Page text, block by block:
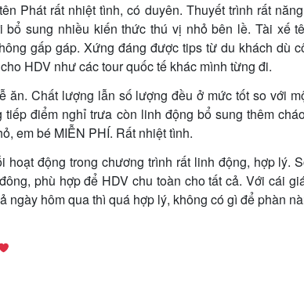
Phát rất nhiệt tình, có duyên. Thuyết trình rất
bổ sung nhiều kiến thức thú vị nhỏ bên lề. Tài xế
gấp gáp. Xứng đáng được tips từ du khách dù
HDV như các tour quốc tế khác mình từng đi.
ăn. Chất lượng lẫn số lượng đều ở mức tốt so với
tiếp điểm nghỉ trưa còn linh động bổ sung thêm
em bé MIỄN PHÍ. Rất nhiệt tình.
hoạt động trong chương trình rất linh động, hợp lý.
phù hợp để HDV chu toàn cho tất cả. Với cái
ngày hôm qua thì quá hợp lý, không có gì để phàn